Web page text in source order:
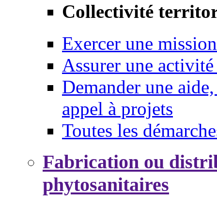
Collectivité
Exercer une mission
Assurer une
Demander une
appel à projets
Toutes les
Fabrication ou
phytosanitaires